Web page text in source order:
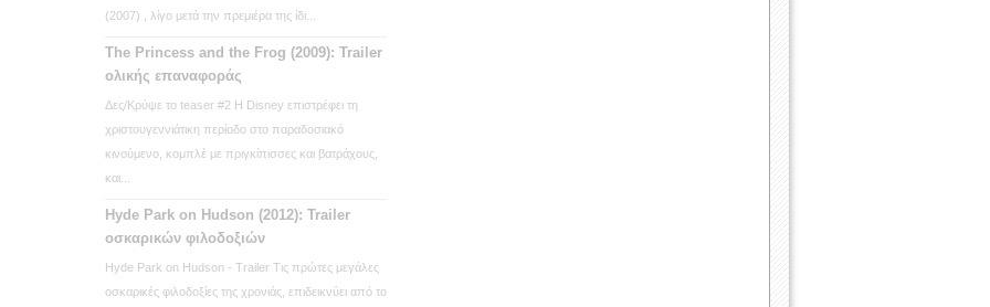
(2007) , λίγο μετά την πρεμιέρα της ίδι...
The Princess and the Frog (2009): Trailer
ολικής επαναφοράς
Δες/Κρύψε το teaser #2 Η Disney επιστρέφει τη
χριστουγεννιάτικη περίοδο στο παραδοσιακό
κινούμενο, κομπλέ με πριγκίπισσες και βατράχους,
και...
Hyde Park on Hudson (2012): Trailer
οσκαρικών φιλοδοξιών
Hyde Park on Hudson - Trailer Τις πρώτες μεγάλες
οσκαρικές φιλοδοξίες της χρονιάς, επιδεικνύει από το